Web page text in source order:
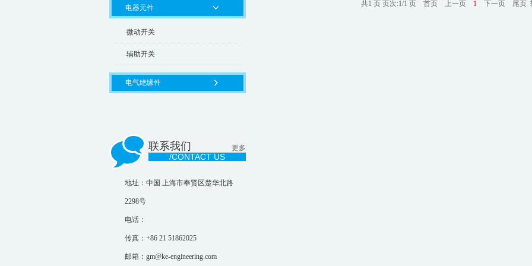
电器元件
微动开关
辅助开关
电气绝缘件
联系我们
/CONTACT US
更多
地址：中国 上海市奉贤区楚华北路
2298号
电话：
传真：+86 21 51862025
邮箱：gm@ke-engineering.com
共1 页 页次:1/1 页 首页 上一页 1 下一页 尾页